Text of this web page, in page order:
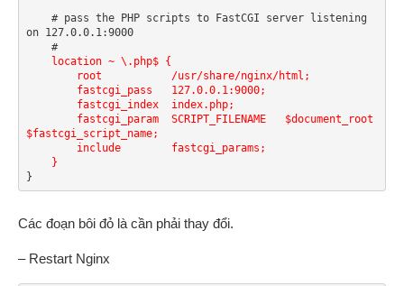
on 127.0.0.1:9000
location ~ \.php$ {
$fastcgi_script_name;
    }
}
Các đoạn bôi đỏ là cần phải thay đổi.
– Restart Nginx